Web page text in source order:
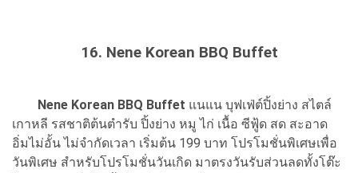
16. Nene Korean BBQ Buffet
Nene Korean BBQ Buffet แนแน บุฟเฟ่ต์ปิ้งย่าง สไตล์
เกาหลี รสชาติต้นตำรับ ปิ้งย่าง หมู ไก่ เนื้อ ซีฟู้ด สด สะอาด
อิ่มไม่อั้น ไม่จำกัดเวลา เริ่มต้น 199 บาท โปรโมชั่นพิเศษเพื่อ
วันพิเศษ สำหรับโปรโมชั่นวันเกิด มาตรงวันรับส่วนลดทั้งโต๊ะ